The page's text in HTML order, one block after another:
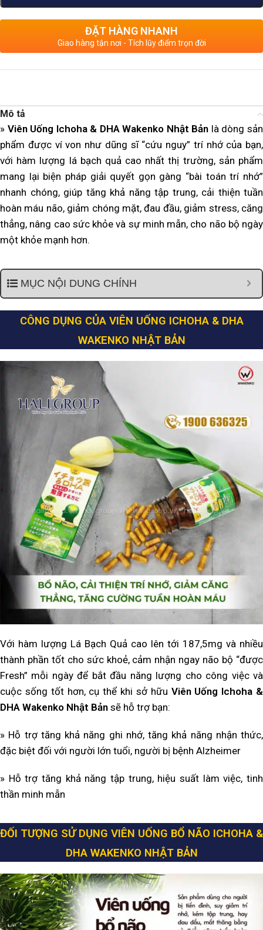
ĐẶT HÀNG NHANH
Giao hàng tận nơi - Tích lũy điểm trọn đời
Mô tả
» Viên Uống Ichoha & DHA Wakenko Nhật Bản là dòng sản
phẩm được ví von như dũng sĩ “cứu nguy” trí nhớ của bạn,
với hàm lượng lá bạch quả cao nhất thị trường, sản phẩm
mang lại biện pháp giải quyết gọn gàng “bài toán trí nhớ”
nhanh chóng, giúp tăng khả năng tập trung, cải thiện tuần
hoàn máu não, giảm chóng mặt, đau đầu, giảm stress, căng
thẳng, nâng cao sức khỏe và sự minh mẫn, cho não bộ ngày
một khỏe mạnh hơn.
MỤC NỘI DUNG CHÍNH
CÔNG DỤNG CỦA VIÊN UỐNG ICHOHA & DHA
WAKENKO NHẬT BẢN
Với hàm lượng Lá Bạch Quả cao lên tới 187,5mg và nhiều
thành phần tốt cho sức khoẻ, cảm nhận ngay não bộ “được
Fresh” mỗi ngày để bắt đầu năng lượng cho công việc và
cuộc sống tốt hơn, cụ thể khi sở hữu Viên Uống Ichoha &
DHA Wakenko Nhật Bản sẽ hỗ trợ bạn:
» Hỗ trợ tăng khả năng ghi nhớ, tăng khả năng nhận thức,
đặc biệt đối với người lớn tuổi, người bị bệnh Alzheimer
» Hỗ trợ tăng khả năng tập trung, hiệu suất làm việc, tinh
thần minh mẫn
ĐỐI TƯỢNG SỬ DỤNG VIÊN UỐNG BỔ NÃO ICHOHA &
DHA WAKENKO NHẬT BẢN